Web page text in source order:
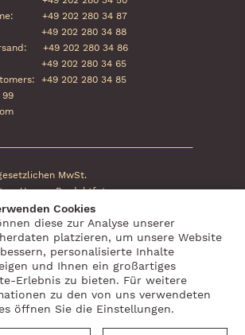
+49 202 280 34 87
+49 202 280 34 88
+49 202 280 34 86
+49 202 280 34 65
+49 202 280 34 85
99
MwSt.
Unsere Produktfotos
vom
Zahlungsanbieter
Cookies
diese zur Analyse unserer
platzieren, um unsere Website
personalisierte Inhalte
und Ihnen ein großartiges
Erlebnis zu bieten. Für weitere
zu den von uns verwendeten
öffnen Sie die Einstellungen.